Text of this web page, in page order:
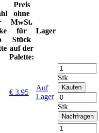
Preis
ohne
MwSt.
für
Stück
auf der
Palette:
Lager
€ 3.95
Auf
Lager
Stk
Kaufen
Stk
Nachfragen